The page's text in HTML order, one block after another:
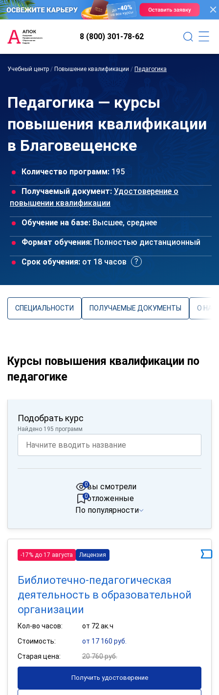
8 (800) 301-78-62
Учебный центр / Повышение квалификации / Педагогика
Педагогика — курсы
повышения квалификации
в Благовещенске
Количество программ: 195
Получаемый документ: Удостоверение о
повышении квалификации
Обучение на базе: Высшее, среднее
Формат обучения: Полностью дистанционный
Срок обучения: от 18 часов
СПЕЦИАЛЬНОСТИ ПОЛУЧАЕМЫЕ ДОКУМЕНТЫ О
Курсы повышения квалификации по
педагогике
Подобрать курс
Найдено 195 программ
вы смотрели
0
отложенные
0
По популярности
-17% до 17 августа Лицензия
Библиотечно-педагогическая
деятельность в образовательной
организации
Кол-во часов:
от 72 ак.ч
Стоимость:
от 17 160 руб.
Старая цена:
20 760 руб.
Получить удостоверение